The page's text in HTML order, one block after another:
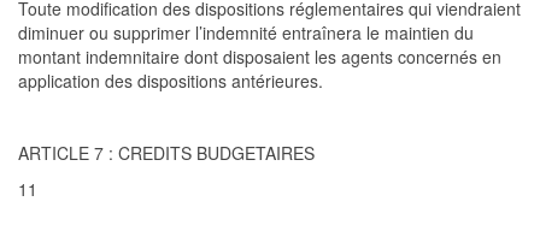
Toute modification des dispositions réglementaires qui viendraient
diminuer ou supprimer l’indemnité entraînera le maintien du
montant indemnitaire dont disposaient les agents concernés en
application des dispositions antérieures.
ARTICLE 7 : CREDITS BUDGETAIRES
11